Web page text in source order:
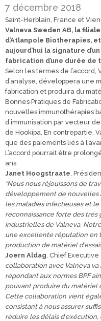
Financeurs
7 décembre 2018
Saint-Herblain, France et
Valneva Sweden AB, la
d’Atlanpole Biotherapies, et
aujourd’hui la signature
fabrication d’une durée de
Selon les termes de
d’analyse, développera une
fabrication et produira du
Bonnes Pratiques de
nouvelles immunothérapies
d’immunisation par vecteur
de Hookipa. En contrepartie,
que des paiements liés à
L’accord pourrait être
ans.
Janet Hoogstraate,
“Nous nous réjouissons de
développement de nouvelles
les maladies infectieuses et
reconnaissance forte des
industrielles de Valneva.
une excellente réputation en
production de matériel
Joern Aldag, Chief
collaboration avec Valneva
répondant aux normes BPF
pouvant produire du matériel
Cette collaboration vient
consistant à nous assurer
réduire les délais